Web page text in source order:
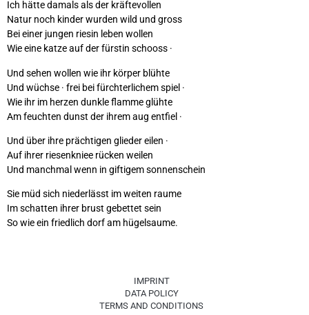
Ich hätte damals als der kräftevollen
Natur noch kinder wurden wild und gross
Bei einer jungen riesin leben wollen
Wie eine katze auf der fürstin schooss ·
Und sehen wollen wie ihr körper blühte
Und wüchse · frei bei fürchterlichem spiel ·
Wie ihr im herzen dunkle flamme glühte
Am feuchten dunst der ihrem aug entfiel ·
Und über ihre prächtigen glieder eilen ·
Auf ihrer riesenkniee rücken weilen
Und manchmal wenn in giftigem sonnenschein
Sie müd sich niederlässt im weiten raume
Im schatten ihrer brust gebettet sein
So wie ein friedlich dorf am hügelsaume.
IMPRINT
DATA POLICY
TERMS AND CONDITIONS